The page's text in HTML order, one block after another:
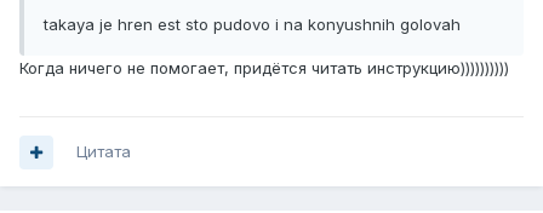
takaya je hren est sto pudovo i na konyushnih golovah
Когда ничего не помогает, придётся читать инструкцию))))))))))
Цитата